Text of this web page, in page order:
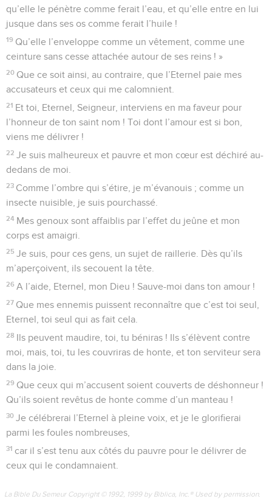
qu’elle le pénètre comme ferait l’eau, et qu’elle entre en lui
jusque dans ses os comme ferait l’huile !
19 Qu’elle l’enveloppe comme un vêtement, comme une
ceinture sans cesse attachée autour de ses reins ! »
20 Que ce soit ainsi, au contraire, que l’Eternel paie mes
accusateurs et ceux qui me calomnient.
21 Et toi, Eternel, Seigneur, interviens en ma faveur pour
l’honneur de ton saint nom ! Toi dont l’amour est si bon,
viens me délivrer !
22 Je suis malheureux et pauvre et mon cœur est déchiré au-
dedans de moi.
23 Comme l’ombre qui s’étire, je m’évanouis ; comme un
insecte nuisible, je suis pourchassé.
24 Mes genoux sont affaiblis par l’effet du jeûne et mon
corps est amaigri.
25 Je suis, pour ces gens, un sujet de raillerie. Dès qu’ils
m’aperçoivent, ils secouent la tête.
26 A l’aide, Eternel, mon Dieu ! Sauve-moi dans ton amour !
27 Que mes ennemis puissent reconnaître que c’est toi seul,
Eternel, toi seul qui as fait cela.
28 Ils peuvent maudire, toi, tu béniras ! Ils s’élèvent contre
moi, mais, toi, tu les couvriras de honte, et ton serviteur sera
dans la joie.
29 Que ceux qui m’accusent soient couverts de déshonneur !
Qu’ils soient revêtus de honte comme d’un manteau !
30 Je célébrerai l’Eternel à pleine voix, et je le glorifierai
parmi les foules nombreuses,
31 car il s’est tenu aux côtés du pauvre pour le délivrer de
ceux qui le condamnaient.
La Bible Du Semeur Copyright © 1992, 1999 by Biblica, Inc.® Used by permission.